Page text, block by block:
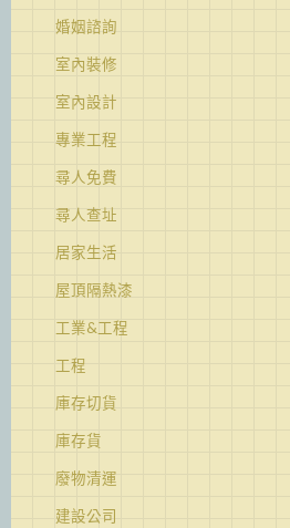
婚姻諮詢
室內裝修
室內設計
專業工程
尋人免費
尋人查址
居家生活
屋頂隔熱漆
工業&工程
工程
庫存切貨
庫存貨
廢物清運
建設公司